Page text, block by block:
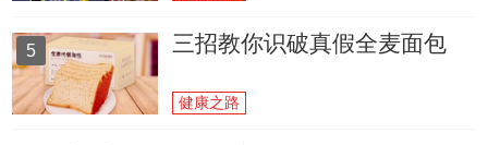
5 三招教你识破真假全麦面包
健康之路